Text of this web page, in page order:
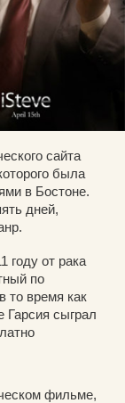
сайта
была
в Бостоне.
дней,
году от рака
по
то время как
Гарсия сыграл
фильме,